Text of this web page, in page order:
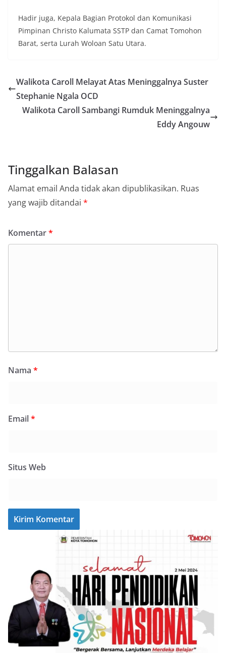
Hadir juga, Kepala Bagian Protokol dan Komunikasi
Pimpinan Christo Kalumata SSTP dan Camat Tomohon
Barat, serta Lurah Woloan Satu Utara.
Walikota Caroll Melayat Atas Meninggalnya Suster
Stephanie Ngala OCD
Walikota Caroll Sambangi Rumduk Meninggalnya
Eddy Angouw
Tinggalkan Balasan
Alamat email Anda tidak akan dipublikasikan. Ruas
yang wajib ditandai *
Komentar*
Nama *
Email*
Situs Web